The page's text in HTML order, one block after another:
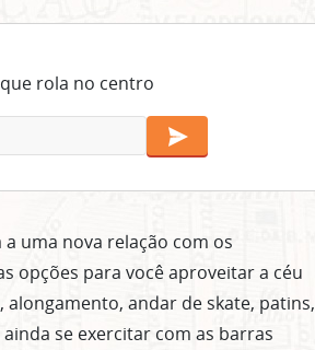
rola no centro
uma nova relação com os
opções para você aproveitar a céu
alongamento, andar de skate, patins,
se exercitar com as barras